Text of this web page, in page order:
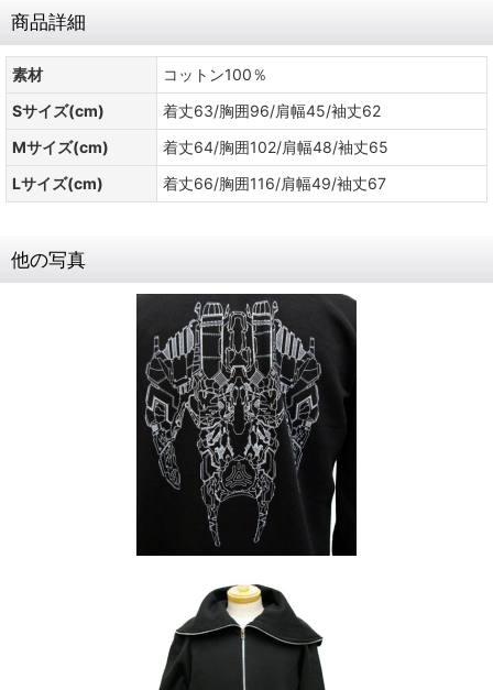
商品詳細
素材
コットン100％
Sサイズ(cm)
着丈63/胸囲96/肩幅45/袖丈62
Mサイズ(cm)
着丈64/胸囲102/肩幅48/袖丈65
Lサイズ(cm)
着丈66/胸囲116/肩幅49/袖丈67
他の写真